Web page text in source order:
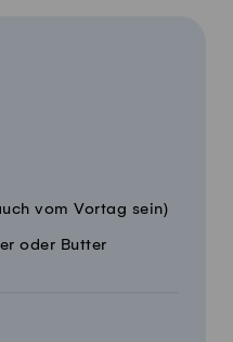
anzeigen
vom Vortag sein)
oder Butter